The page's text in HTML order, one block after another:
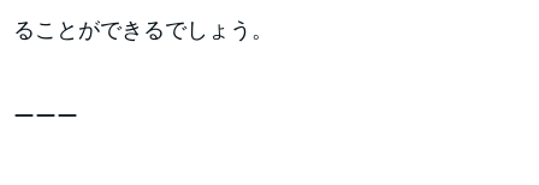
ることができるでしょう。
ーーー